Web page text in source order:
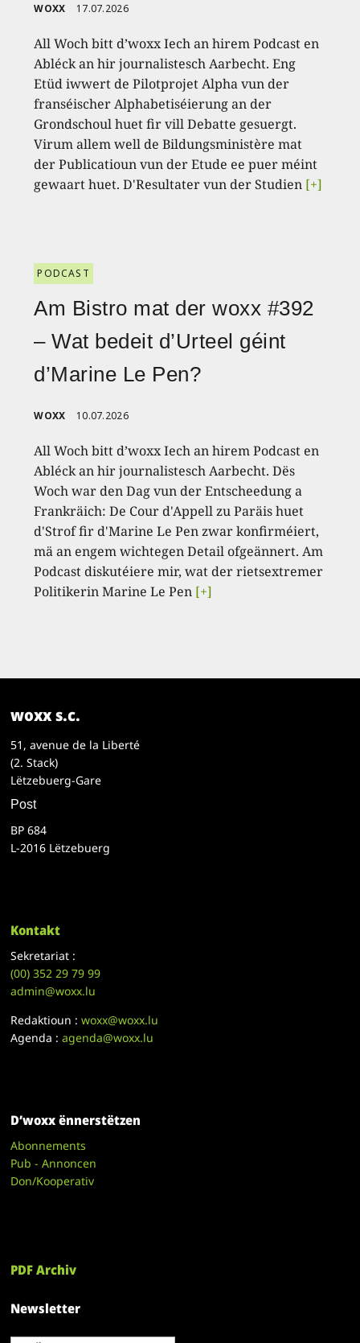
WOXX 17.07.2026
All Woch bitt d’woxx Iech an hirem Podcast en
Abléck an hir journalistesch Aarbecht. Eng
Etüd iwwert de Pilotprojet Alpha vun der
franséischer Alphabetiséierung an der
Grondschoul huet fir vill Debatte gesuergt.
Virum allem well de Bildungsministère mat
der Publicatioun vun der Etude ee puer méint
gewaart huet. D'Resultater vun der Studien [+]
PODCAST
Am Bistro mat der woxx #392
– Wat bedeit d’Urteel géint
d’Marine Le Pen?
WOXX 10.07.2026
All Woch bitt d’woxx Iech an hirem Podcast en
Abléck an hir journalistesch Aarbecht. Dës
Woch war den Dag vun der Entscheedung a
Frankräich: De Cour d'Appell zu Paräis huet
d'Strof fir d'Marine Le Pen zwar konfirméiert,
mä an engem wichtegen Detail ofgeännert. Am
Podcast diskutéiere mir, wat der rietsextremer
Politikerin Marine Le Pen [+]
woxx s.c.
51, avenue de la Liberté
(2. Stack)
Lëtzebuerg-Gare
Post
BP 684
L-2016 Lëtzebuerg
Kontakt
Sekretariat :
(00)352 29 79 99
admin@woxx.lu
Redaktioun :woxx@woxx.lu
Agenda :agenda@woxx.lu
D’woxx ënnerstëtzen
Abonnements
Pub - Annoncen
Don/Kooperativ
PDF Archiv
Newsletter